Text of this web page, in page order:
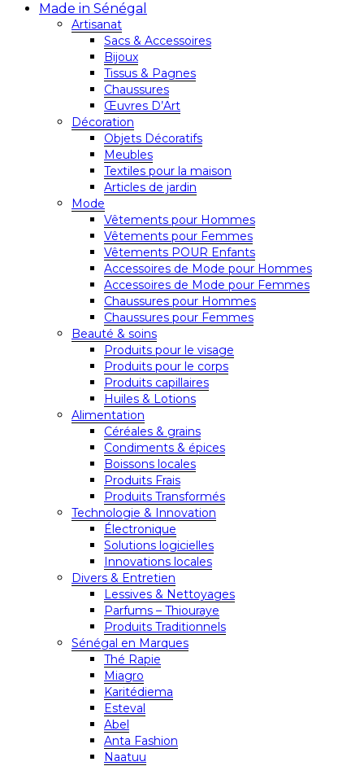
Made in Sénégal
Artisanat
Sacs & Accessoires
Bijoux
Tissus & Pagnes
Chaussures
Œuvres D’Art
Décoration
Objets Décoratifs
Meubles
Textiles pour la maison
Articles de jardin
Mode
Vêtements pour Hommes
Vêtements pour Femmes
Vêtements POUR Enfants
Accessoires de Mode pour Hommes
Accessoires de Mode pour Femmes
Chaussures pour Hommes
Chaussures pour Femmes
Beauté & soins
Produits pour le visage
Produits pour le corps
Produits capillaires
Huiles & Lotions
Alimentation
Céréales & grains
Condiments & épices
Boissons locales
Produits Frais
Produits Transformés
Technologie & Innovation
Électronique
Solutions logicielles
Innovations locales
Divers & Entretien
Lessives & Nettoyages
Parfums – Thiouraye
Produits Traditionnels
Sénégal en Marques
Thé Rapie
Miagro
Karitédiema
Esteval
Abel
Anta Fashion
Naatuu